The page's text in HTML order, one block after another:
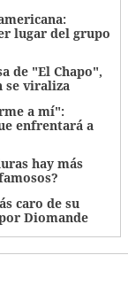
lugar del grupo
de "El Chapo",
se viraliza
a mí":
enfrentará a
hay más
caro de su
Diomande